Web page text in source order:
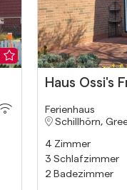
Bewertung: 4.8/5
Haus Ossi's
Ferienhaus
Schillhörn,
4 Zimmer
3 Schlafzimmer
2 Badezimmer